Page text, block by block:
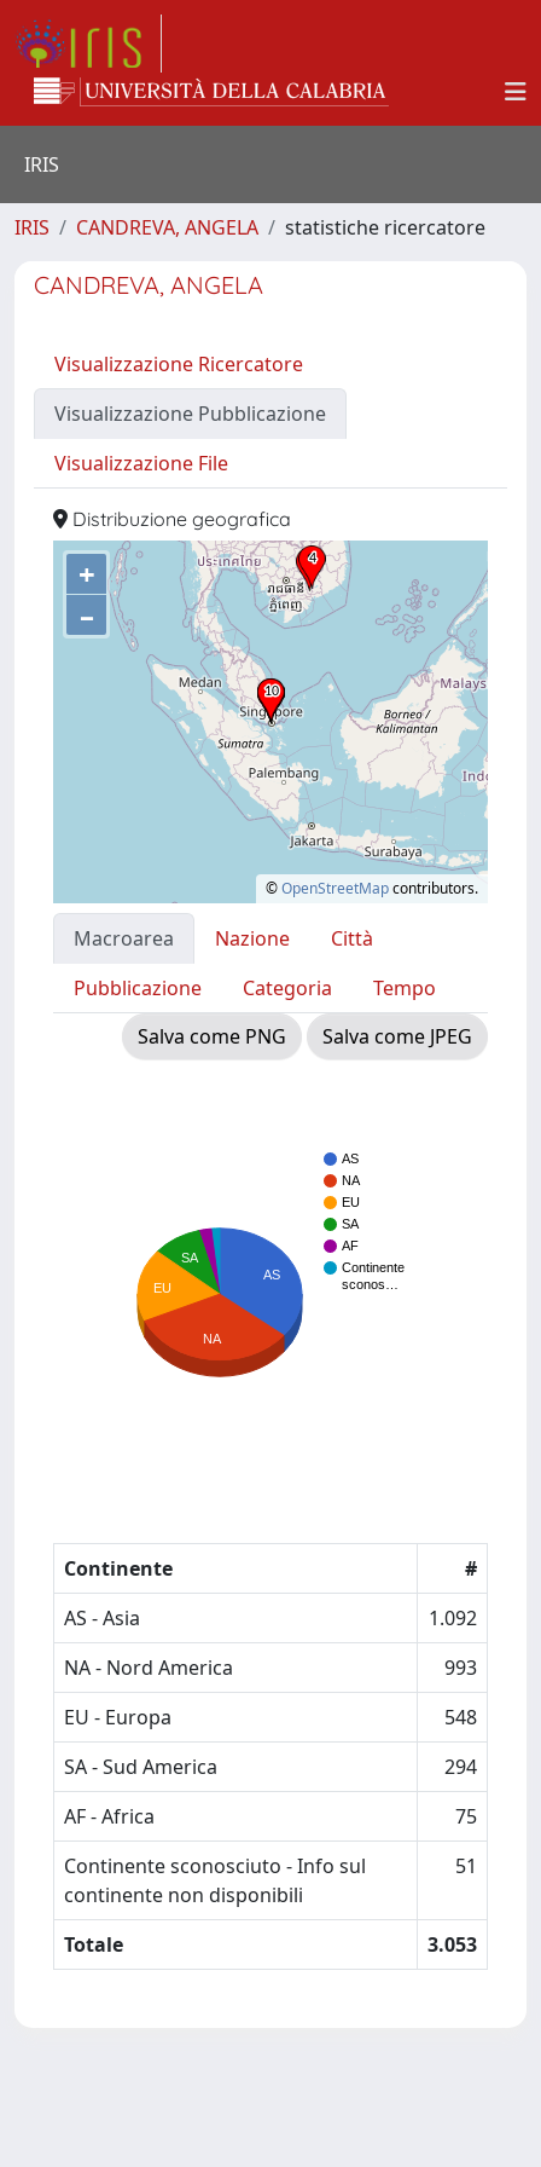
IRIS
IRIS CANDREVA, ANGELA statistiche ricercatore
CANDREVA, ANGELA
Visualizzazione Ricercatore
Visualizzazione Pubblicazione
Visualizzazione File
Distribuzione geografica
+
–
©OpenStreetMapcontributors.
Macroarea Nazione
Città
Pubblicazione
Categoria
Tempo
Salva come PNG
Salva come JPEG
AS
NA
EU
SA
AF
Continente
sconos…
AS
SA
EU
NA
Continente
#
AS - Asia
1.092
NA - Nord America
993
EU - Europa
548
SA - Sud America
294
AF - Africa
75
Continente sconosciuto - Info sul
continente non disponibili
51
Totale 3.053